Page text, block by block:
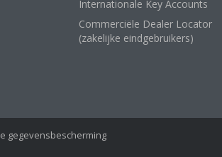
Internationale Key Accounts
Commerciële Dealer Locator
(zakelijke eindgebruikers)
gegevensbescherming